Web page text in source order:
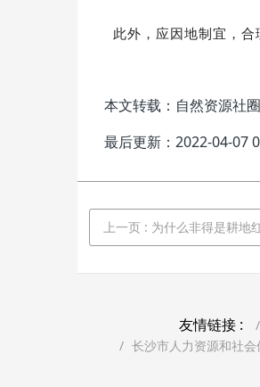
此外，应因地制宜，
本文转载：自然资源社圈
最后更新：2022-04-07
上一页 : 为什么非得是耕地
友情链接 :
长沙市人力资源和社会